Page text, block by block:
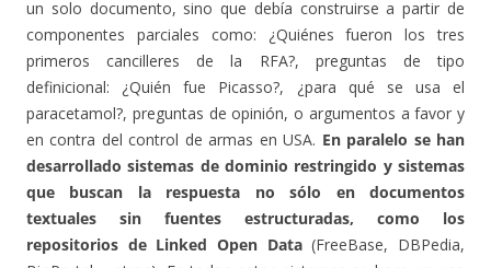
un solo documento, sino que debía construirse a partir de
componentes parciales como: ¿Quiénes fueron los tres
primeros cancilleres de la RFA?, preguntas de tipo
definicional: ¿Quién fue Picasso?, ¿para qué se usa el
paracetamol?, preguntas de opinión, o argumentos a favor y
en contra del control de armas en USA. En paralelo se han
desarrollado sistemas de dominio restringido y sistemas
que buscan la respuesta no sólo en documentos
textuales sin fuentes estructuradas, como los
repositorios de Linked Open Data(FreeBase, DBPedia,